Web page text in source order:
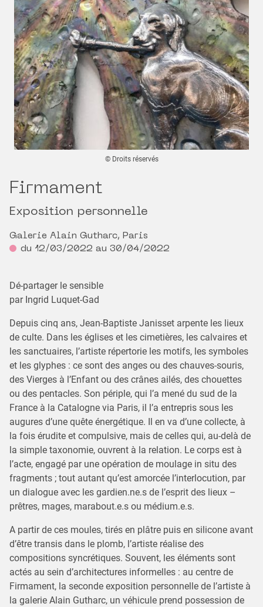
© Droits réservés
Firmament
Exposition personnelle
Galerie Alain Gutharc, Paris
du 12/03/2022 au 30/04/2022
Dé-partager le sensible
par Ingrid Luquet-Gad
Depuis cinq ans, Jean-Baptiste Janisset arpente les lieux
de culte. Dans les églises et les cimetières, les calvaires et
les sanctuaires, l’artiste répertorie les motifs, les symboles
et les glyphes : ce sont des anges ou des chauves-souris,
des Vierges à l’Enfant ou des crânes ailés, des chouettes
ou des pentacles. Son périple, qui l’a mené du sud de la
France à la Catalogne via Paris, il l’a entrepris sous les
augures d’une quête énergétique. Il en va d’une collecte, à
la fois érudite et compulsive, mais de celles qui, au-delà de
la simple taxonomie, ouvrent à la relation. Le corps est à
l’acte, engagé par une opération de moulage in situ des
fragments ; tout autant qu’est amorcée l’interlocution, par
un dialogue avec les gardien.ne.s de l’esprit des lieux –
prêtres, mages, marabout.e.s ou médium.e.s.
A partir de ces moules, tirés en plâtre puis en silicone avant
d’être transis dans le plomb, l’artiste réalise des
compositions syncrétiques. Souvent, les éléments sont
actés au sein d’architectures informelles : au centre de
Firmament, la seconde exposition personnelle de l’artiste à
la galerie Alain Gutharc, un véhicule prend possession de